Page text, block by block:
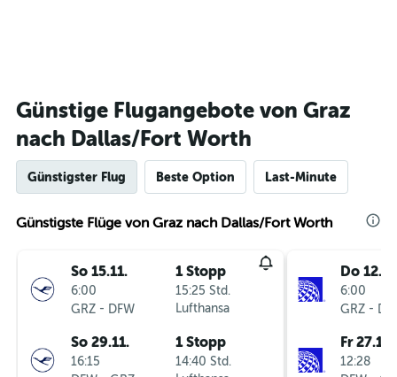
Günstige Flugangebote von Graz
nach Dallas/Fort Worth
Günstigster Flug Beste Option Last-Minute
Günstigste Flüge von Graz nach Dallas/Fort Worth
So 15.11.
6:00
GRZ - DFW
1 Stopp
15:25 Std.
Lufthansa
So 29.11.
16:15
1 Stopp
14:40 Std.
Do
6:00
GRZ -
Fr 27.11.
12:28